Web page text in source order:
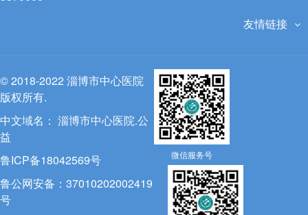
友情链接
© 2018-2022 淄博市中心医院
版权所有.
中文域名： 淄博市中心医院.公
益
鲁ICP备18042569号
鲁公网安备：37010202002419
号
微信服务号